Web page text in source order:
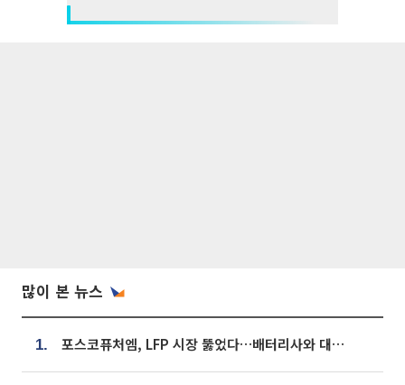
많이 본 뉴스
1. 포스코퓨처엠, LFP 시장 뚫었다…배터리사와 대규모 장기 공급 합의